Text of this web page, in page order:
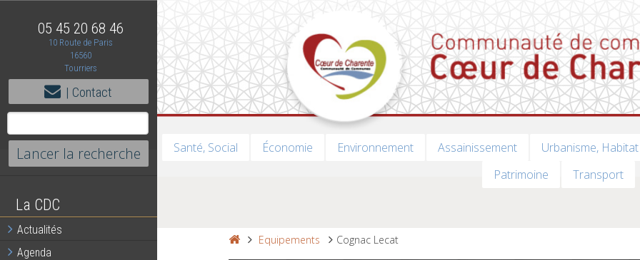
05 45 20 68 46
10 Route de Paris
16560
Tourriers
| Contact
La CDC
Actualités
Agenda
Santé, Social Économie Environnement Assainissement Urbanisme, Habitat
Patrimoine
Transport
Equipements Cognac Lecat